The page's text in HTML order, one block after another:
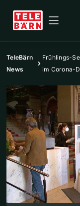
TeleBärn
News
Frühlings-
im Corona-